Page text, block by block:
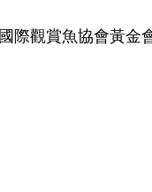
國際觀賞魚協會黃金